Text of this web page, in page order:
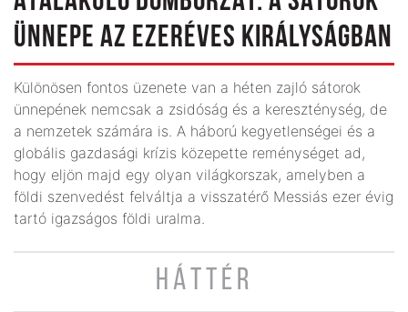
ÜNNEPE AZ EZERÉVES KIRÁLYSÁGBAN
Különösen fontos üzenete van a héten zajló sátorok
ünnepének nemcsak a zsidóság és a kereszténység, de
a nemzetek számára is. A háború kegyetlenségei és a
globális gazdasági krízis közepette reménységet ad,
hogy eljön majd egy olyan világkorszak, amelyben a
földi szenvedést felváltja a visszatérő Messiás ezer évig
tartó igazságos földi uralma.
HÁTTÉR